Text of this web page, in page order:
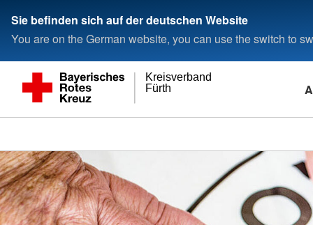
Sie befinden sich auf der deutschen Website
You are on the German website, you can use the switch to
Fürth
Kreisverband